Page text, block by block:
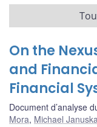
On the
and
Financial
Document d’analyse
Mora, Michael Januska